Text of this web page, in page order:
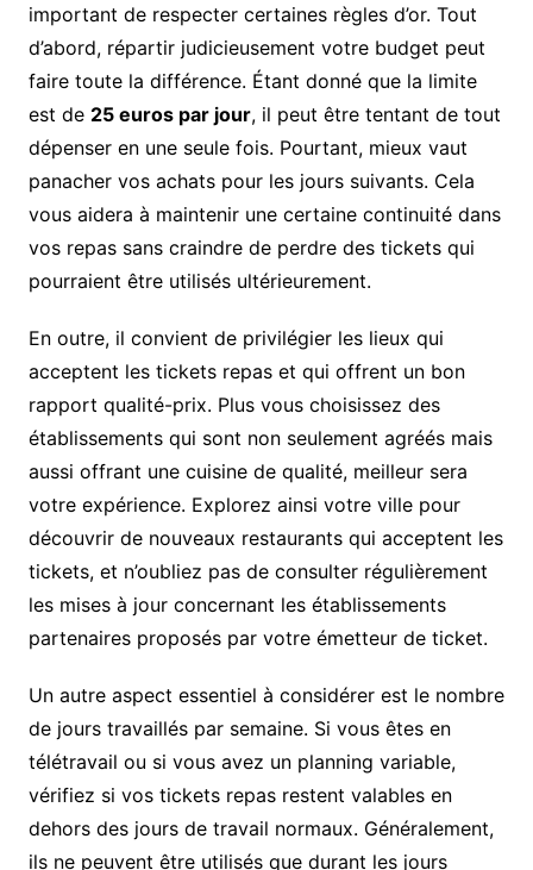
important de respecter certaines règles d’or. Tout
d’abord, répartir judicieusement votre budget peut
faire toute la différence. Étant donné que la limite
est de 25 euros par jour, il peut être tentant de tout
dépenser en une seule fois. Pourtant, mieux vaut
panacher vos achats pour les jours suivants. Cela
vous aidera à maintenir une certaine continuité dans
vos repas sans craindre de perdre des tickets qui
pourraient être utilisés ultérieurement.
En outre, il convient de privilégier les lieux qui
acceptent les tickets repas et qui offrent un bon
rapport qualité-prix. Plus vous choisissez des
établissements qui sont non seulement agréés mais
aussi offrant une cuisine de qualité, meilleur sera
votre expérience. Explorez ainsi votre ville pour
découvrir de nouveaux restaurants qui acceptent les
tickets, et n’oubliez pas de consulter régulièrement
les mises à jour concernant les établissements
partenaires proposés par votre émetteur de ticket.
Un autre aspect essentiel à considérer est le nombre
de jours travaillés par semaine. Si vous êtes en
télétravail ou si vous avez un planning variable,
vérifiez si vos tickets repas restent valables en
dehors des jours de travail normaux. Généralement,
ils ne peuvent être utilisés que durant les jours